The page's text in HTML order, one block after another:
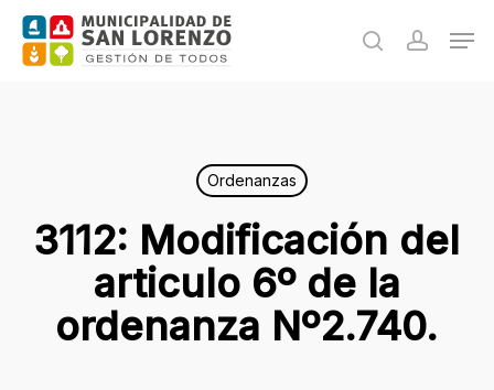
Skip
search
Ordenanzas
3112: Modificación del
articulo 6º de la
ordenanza Nº2.740.